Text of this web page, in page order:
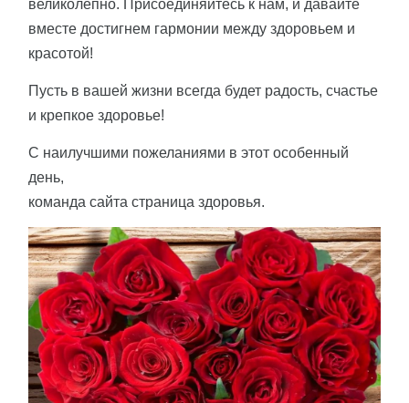
великолепно. Присоединяйтесь к нам, и давайте
вместе достигнем гармонии между здоровьем и
красотой!
Пусть в вашей жизни всегда будет радость, счастье
и крепкое здоровье!
С наилучшими пожеланиями в этот особенный
день,
команда сайта страница здоровья.